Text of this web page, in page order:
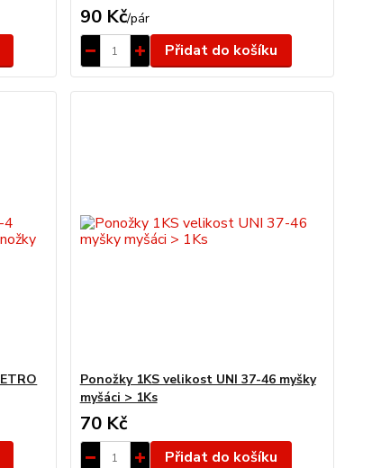
90 Kč/pár
Přidat do košíku
Ponožky 1KS velikost UNI 37-46 myšky
myšáci > 1Ks
70 Kč
Přidat do košíku